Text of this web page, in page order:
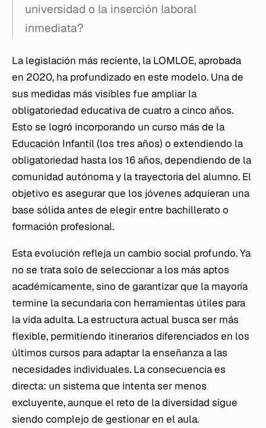
universidad o la inserción laboral
inmediata?
La legislación más reciente, la LOMLOE, aprobada
en 2020, ha profundizado en este modelo. Una de
sus medidas más visibles fue ampliar la
obligatoriedad educativa de cuatro a cinco años.
Esto se logró incorporando un curso más de la
Educación Infantil(los tres años) o extendiendo la
obligatoriedad hasta los 16 años, dependiendo de la
comunidad autónoma y la trayectoria del alumno. El
objetivo es asegurar que los jóvenes adquieran una
base sólida antes de elegir entre bachillerato o
formación profesional.
Esta evolución refleja un cambio social profundo. Ya
no se trata solo de seleccionar a los más aptos
académicamente, sino de garantizar que la mayoría
termine la secundaria con herramientas útiles para
la vida adulta. La estructura actual busca ser más
flexible, permitiendo itinerarios diferenciados en los
últimos cursos para adaptar la enseñanza a las
necesidades individuales. La consecuencia es
directa: un sistema que intenta ser menos
excluyente, aunque el reto de la diversidad sigue
siendo complejo de gestionar en el aula.